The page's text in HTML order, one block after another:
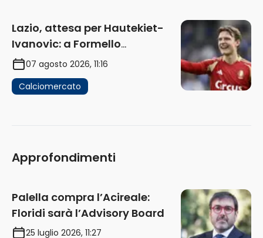
Lazio, attesa per Hautekiet-
Ivanovic: a Formello
attendono risposte
07 agosto 2026, 11:16
Calciomercato
Approfondimenti
Palella compra l’Acireale:
Floridi sarà l’Advisory Board
25 luglio 2026, 11:27